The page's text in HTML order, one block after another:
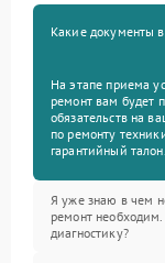
Какие документы
На этапе приема
ремонт вам будет
обязательств на
по ремонту
гарантийный талон.
Я уже знаю в чем
ремонт
диагностику?